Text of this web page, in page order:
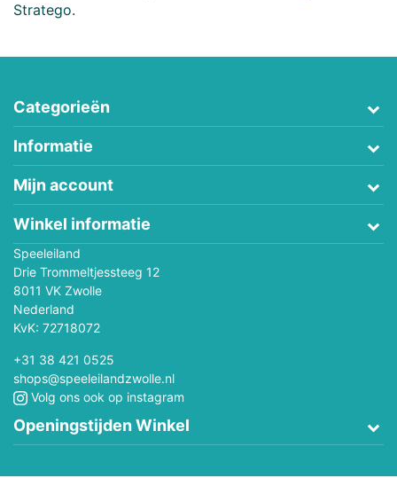
Stratego.
Categorieën
Informatie
Mijn account
Winkel informatie
Speeleiland
Drie Trommeltjessteeg 12
8011 VK Zwolle
Nederland
KvK: 72718072
+31 38 421 0525
shops@speeleilandzwolle.nl
Volg ons ook op instagram
Openingstijden Winkel